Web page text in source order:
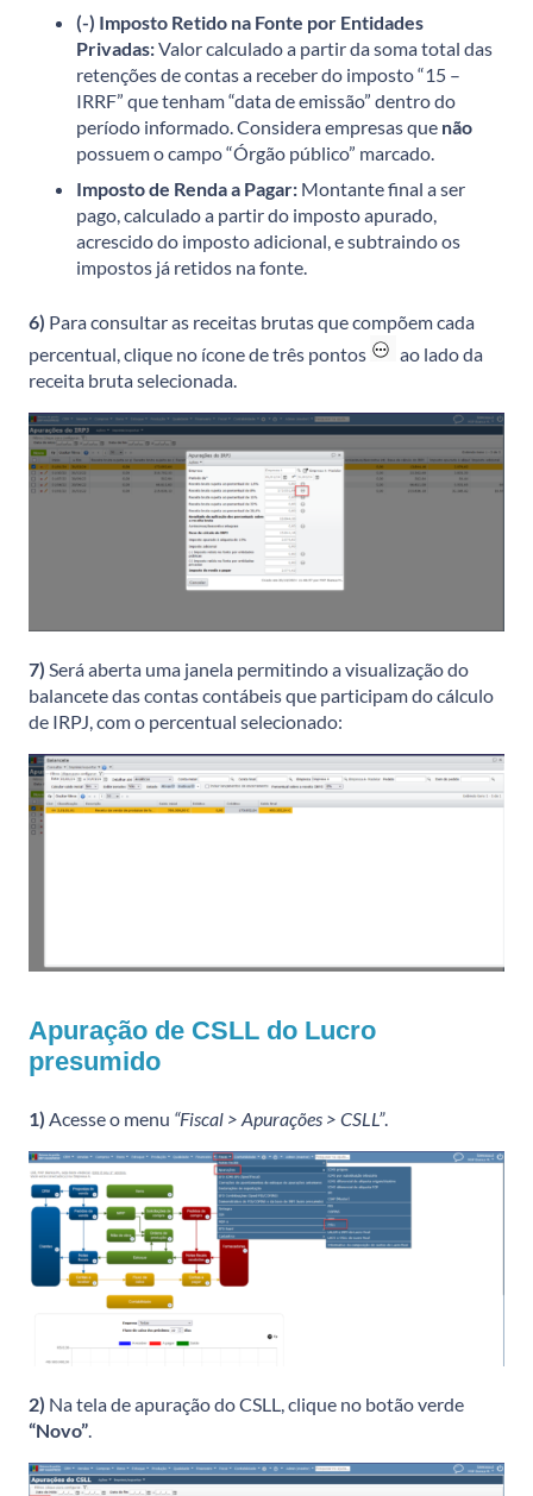
(-) Imposto Retido na Fonte por Entidades
Privadas:Valor calculado a partir da soma total das
retenções de contas a receber do imposto “15 –
IRRF” que tenham “data de emissão” dentro do
período informado. Considera empresas que não
possuem o campo “Órgão público” marcado.
Imposto de Renda a Pagar: Montante final a ser
pago, calculado a partir do imposto apurado,
acrescido do imposto adicional, e subtraindo os
impostos já retidos na fonte.
6) Para consultar as receitas brutas que compõem cada
percentual, clique no ícone de três pontos
ao lado da
receita bruta selecionada.
7) Será aberta uma janela permitindo a visualização do
balancete das contas contábeis que participam do cálculo
de IRPJ, com o percentual selecionado:
Apuração de CSLL do Lucro
presumido
1) Acesse o menu “Fiscal > Apurações > CSLL”.
2) Na tela de apuração do CSLL, clique no botão verde
“Novo”.